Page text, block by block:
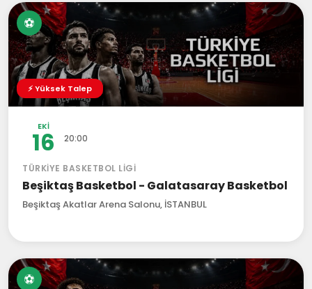
⚽
⚡ Yüksek Talep
EKI
16 20:00
TÜRKIYE BASKETBOL LIGI
Beşiktaş Basketbol - Galatasaray Basketbol
Beşiktaş Akatlar Arena Salonu, İSTANBUL
⚽